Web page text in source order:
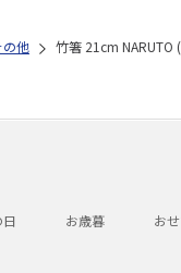
の他 竹箸 21cm NARUTO
お歳暮 お